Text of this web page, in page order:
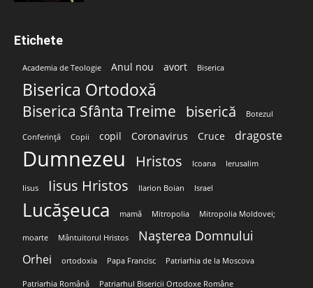
Etichete
Academia de Teologie Anul nou avort Biserica
Biserica Ortodoxă
Biserica Sfânta Treime biserică Botezul
Conferință Copii copil Coronavirus Cruce dragoste
Dumnezeu Hristos Icoana Ierusalim
Iisus Iisus Hristos Ilarion Boian Israel
Lucășeuca mamă Mitropolia Mitropolia Moldovei;
moarte Mântuitorul Hristos Nașterea Domnului
Orhei ortodoxia Papa Francisc Patriarhia de la Moscova
Patriarhia Română Patriarhul Bisericii Ortodoxe Române